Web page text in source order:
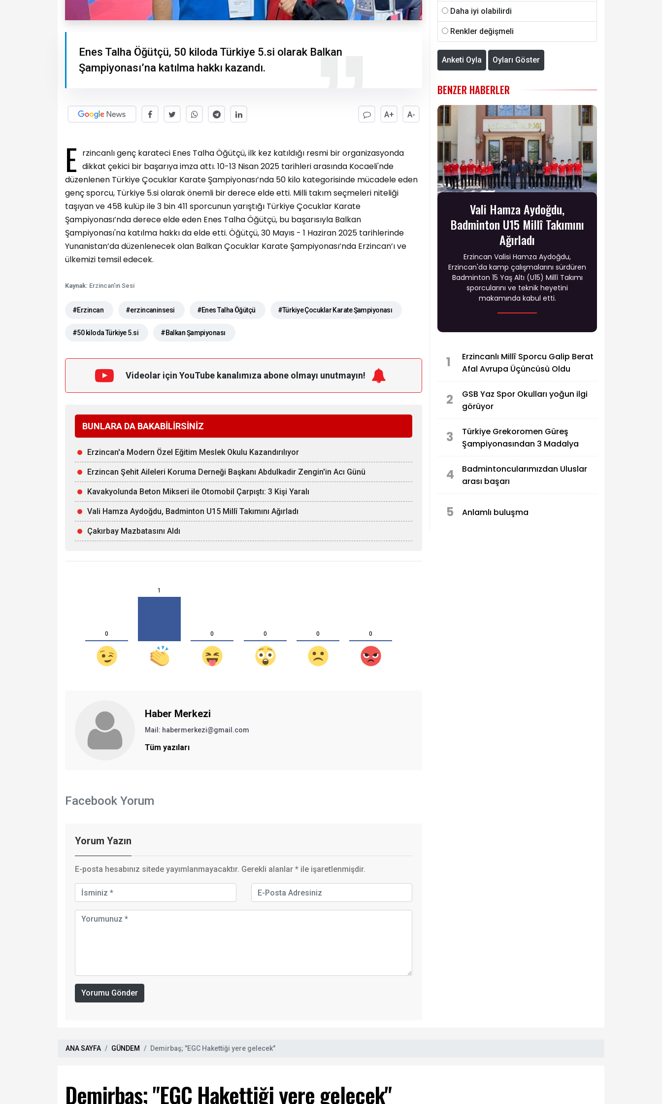
Enes Talha Öğütçü, 50 kiloda Türkiye 5.si olarak Balkan
Şampiyonası’na katılma hakkı kazandı.
A+ A-
E rzincanlı genç karateci Enes Talha Öğütçü, ilk kez katıldığı resmi bir organizasyonda
dikkat çekici bir başarıya imza attı. 10-13 Nisan 2025 tarihleri arasında Kocaeli'nde
düzenlenen Türkiye Çocuklar Karate Şampiyonası’nda 50 kilo kategorisinde mücadele eden
genç sporcu, Türkiye 5.si olarak önemli bir derece elde etti. Milli takım seçmeleri niteliği
taşıyan ve 458 kulüp ile 3 bin 411 sporcunun yarıştığı Türkiye Çocuklar Karate
Şampiyonası’nda derece elde eden Enes Talha Öğütçü, bu başarısıyla Balkan
Şampiyonası'na katılma hakkı da elde etti. Öğütçü, 30 Mayıs - 1 Haziran 2025 tarihlerinde
Yunanistan’da düzenlenecek olan Balkan Çocuklar Karate Şampiyonası’nda Erzincan’ı ve
ülkemizi temsil edecek.
Kaynak: Erzincan'ın Sesi
#Erzincan #erzincaninsesi #Enes Talha Öğütçü #Türkiye Çocuklar Karate Şampiyonası
#50 kiloda Türkiye 5.si #Balkan Şampiyonası
Videolar için YouTube kanalımıza abone olmayı unutmayın!
BUNLARA DA BAKABİLİRSİNİZ
Erzincan'a Modern Özel Eğitim Meslek Okulu Kazandırılıyor
Erzincan Şehit Aileleri Koruma Derneği Başkanı Abdulkadir Zengin'in Acı Günü
Kavakyolunda Beton Mikseri ile Otomobil Çarpıştı: 3 Kişi Yaralı
Vali Hamza Aydoğdu, Badminton U15 Millî Takımını Ağırladı
Çakırbay Mazbatasını Aldı
0
1
0 0 0 0
Haber Merkezi
Mail: habermerkezi@gmail.com
Tüm yazıları
Facebook Yorum
Yorum Yazın
E-posta hesabınız sitede yayımlanmayacaktır. Gerekli alanlar * ile işaretlenmişdir.
Yorumu Gönder
Daha iyi olabilirdi
Renkler değişmeli
Anketi Oyla Oyları Göster
BENZER HABERLER
Vali Hamza Aydoğdu,
Badminton U15 Millî Takımını
Ağırladı
Erzincan Valisi Hamza Aydoğdu,
Erzincan'da kamp çalışmalarını sürdüren
Badminton 15 Yaş Altı (U15) Millî Takımı
sporcularını ve teknik heyetini
makamında kabul etti.
1
Erzincanlı Millî Sporcu Galip Berat
Afal Avrupa Üçüncüsü Oldu
2
GSB Yaz Spor Okulları yoğun ilgi
görüyor
3
Türkiye Grekoromen Güreş
Şampiyonasından 3 Madalya
4
Badmintoncularımızdan Uluslar
arası başarı
5 Anlamlı buluşma
ANA SAYFA GÜNDEM Demirbaş; "EGC Hakettiği yere gelecek"
Demirbaş; "EGC Hakettiği yere gelecek"